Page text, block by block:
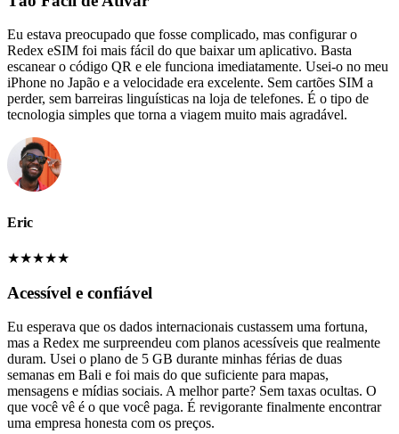
Eu estava preocupado que fosse complicado, mas configurar o
Redex eSIM foi mais fácil do que baixar um aplicativo. Basta
escanear o código QR e ele funciona imediatamente. Usei-o no meu
iPhone no Japão e a velocidade era excelente. Sem cartões SIM a
perder, sem barreiras linguísticas na loja de telefones. É o tipo de
tecnologia simples que torna a viagem muito mais agradável.
Eric
★★★★★
Acessível e confiável
Eu esperava que os dados internacionais custassem uma fortuna,
mas a Redex me surpreendeu com planos acessíveis que realmente
duram. Usei o plano de 5 GB durante minhas férias de duas
semanas em Bali e foi mais do que suficiente para mapas,
mensagens e mídias sociais. A melhor parte? Sem taxas ocultas. O
que você vê é o que você paga. É revigorante finalmente encontrar
uma empresa honesta com os preços.